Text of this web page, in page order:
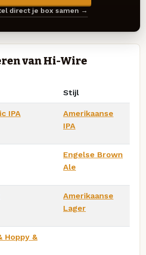
direct je box samen →
van Hi-Wire
Stijl
IPA
Amerikaanse
IPA
Engelse Brown
Ale
Amerikaanse
Lager
Hoppy &